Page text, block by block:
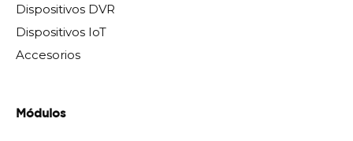
Dispositivos DVR
Dispositivos IoT
Accesorios
Módulos